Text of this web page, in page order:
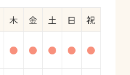
木 金 土 日
祝
● ● ● ● ●